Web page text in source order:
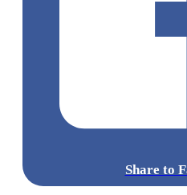
Share to